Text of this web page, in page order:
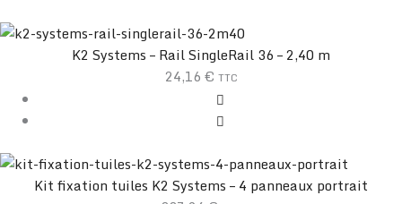
K2 Systems – Rail SingleRail 36 – 2,40 m
24,16 € TTC
Kit fixation tuiles K2 Systems – 4 panneaux portrait